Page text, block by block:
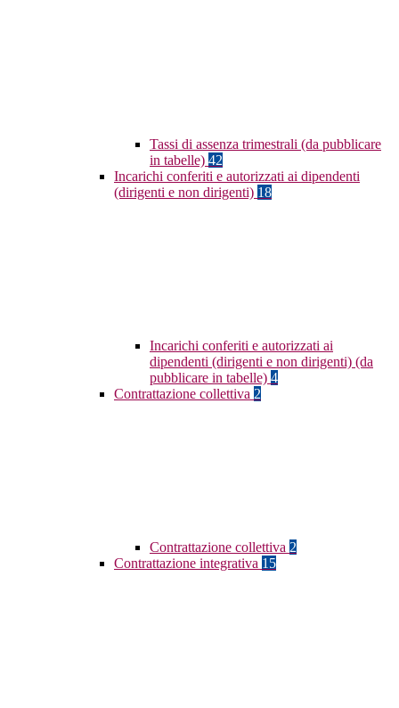
Tassi di assenza trimestrali (da pubblicare
in tabelle) 42
Incarichi conferiti e autorizzati ai dipendenti
(dirigenti e non dirigenti) 18
Incarichi conferiti e autorizzati ai
dipendenti (dirigenti e non dirigenti) (da
pubblicare in tabelle) 4
Contrattazione collettiva 2
Contrattazione collettiva 2
Contrattazione integrativa 15